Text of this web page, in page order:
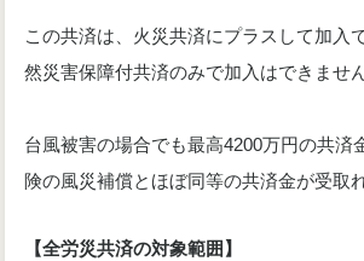
この共済は、火災共済にプラスして加入
然災害保障付共済のみで加入はできません
台風被害の場合でも最高4200万円の共済
険の風災補償とほぼ同等の共済金が受取
【全労災共済の対象範囲】